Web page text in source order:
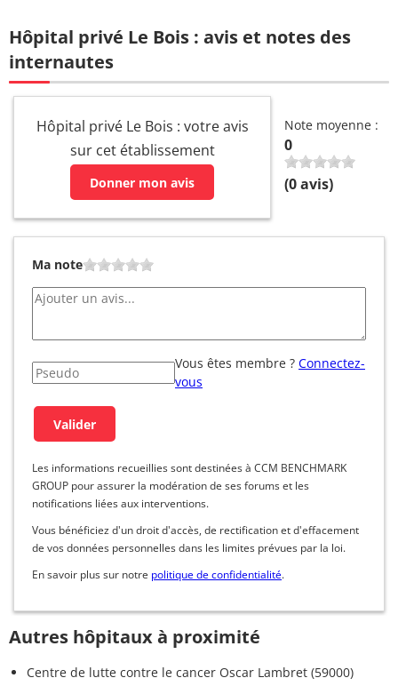
Hôpital privé Le Bois : avis et notes des
internautes
Hôpital privé Le Bois : votre avis
sur cet établissement
Donner mon avis
Note moyenne :
0
(0avis)
Ma note
Vous êtes membre ? Connectez-
vous
Les informations recueillies sont destinées à CCM BENCHMARK
GROUP pour assurer la modération de ses forums et les
notifications liées aux interventions.
Vous bénéficiez d'un droit d'accès, de rectification et d'effacement
de vos données personnelles dans les limites prévues par la loi.
En savoir plus sur notre politique de confidentialité.
Autres hôpitaux à proximité
Centre de lutte contre le cancer Oscar Lambret (59000)